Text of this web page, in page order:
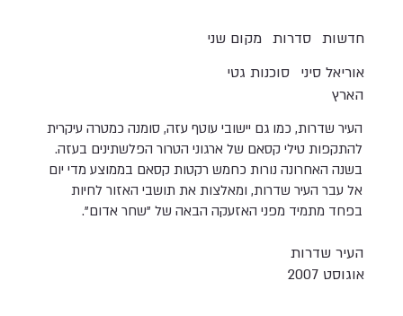
מקום שני סדרות חדשות
סוכנות גטי אוריאל סיני
הארץ
העיר שדרות, כמו גם יישובי עוטף עזה, סומנה כמטרה עיקרית
להתקפות טילי קסאם של ארגוני הטרור הפלשתינים בעזה.
בשנה האחרונה נורות כחמש רקטות קסאם בממוצע מדי יום
אל עבר העיר שדרות, ומאלצות את תושבי האזור לחיות
בפחד מתמיד מפני האזעקה הבאה של "שחר אדום".
העיר שדרות
אוגוסט 2007